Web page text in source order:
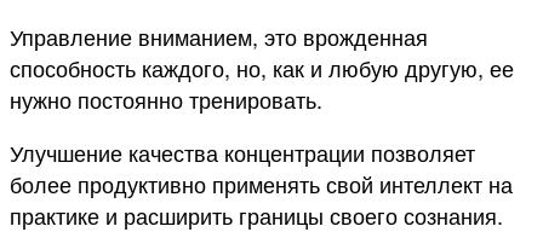
Управление вниманием, это врожденная
способность каждого, но, как и любую другую, ее
нужно постоянно тренировать.
Улучшение качества концентрации позволяет
более продуктивно применять свой интеллект на
практике и расширить границы своего сознания.